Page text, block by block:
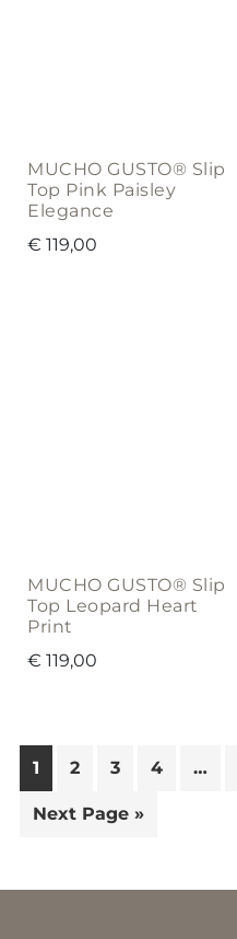
MUCHO GUSTO® Slip
Top Pink Paisley
Elegance
€ 119,00
MUCHO GUSTO® Slip
Top Leopard Heart
Print
€ 119,00
1 2 3 4 …
Next Page »